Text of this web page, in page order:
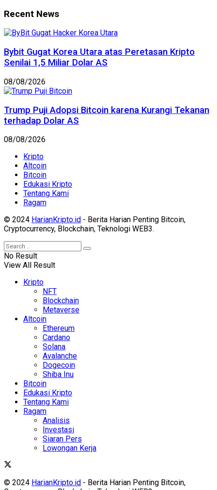
Recent News
Bybit Gugat Korea Utara atas Peretasan Kripto
Senilai 1,5 Miliar Dolar AS
08/08/2026
Trump Puji Adopsi Bitcoin karena Kurangi Tekanan
terhadap Dolar AS
08/08/2026
Kripto
Altcoin
Bitcoin
Edukasi Kripto
Tentang Kami
Ragam
© 2024 HarianKripto.id - Berita Harian Penting Bitcoin,
Cryptocurrency, Blockchain, Teknologi WEB3.
No Result
View All Result
Kripto
NFT
Blockchain
Metaverse
Altcoin
Ethereum
Cardano
Solana
Avalanche
Dogecoin
Shiba Inu
Bitcoin
Edukasi Kripto
Tentang Kami
Ragam
Analisis
Investasi
Siaran Pers
Lowongan Kerja
© 2024 HarianKripto.id - Berita Harian Penting Bitcoin,